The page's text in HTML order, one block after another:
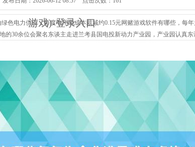
游戏)-登录入口
色电力供应，每度电用电成本裁减约0.15元网赌游戏软件有哪些，每
的30余位会聚名东谈主走进兰考县国电投新动力产业园，产业园认真